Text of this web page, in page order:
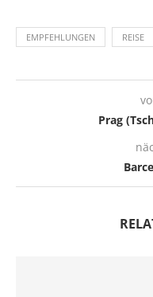
EMPFEHLUNGEN REISE
Prag